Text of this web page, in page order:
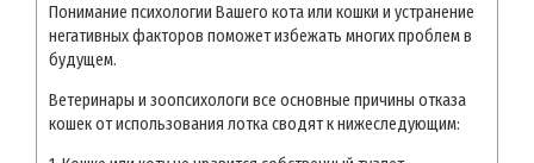
Понимание психологии Вашего кота или кошки и устранение
негативных факторов поможет избежать многих проблем в
будущем.
Ветеринары и зоопсихологи все основные причины отказа
кошек от использования лотка сводят к нижеследующим: